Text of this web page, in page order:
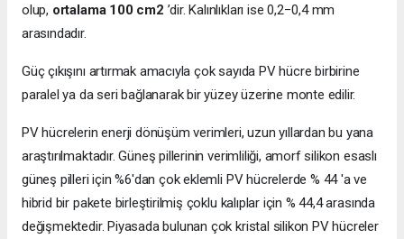
olup, ortalama 100 cm2 ’dir. Kalınlıkları ise 0,2−0,4 mm
arasındadır.
Güç çıkışını artırmak amacıyla çok sayıda PV hücre birbirine
paralel ya da seri bağlanarak bir yüzey üzerine monte edilir.
PV hücrelerin enerji dönüşüm verimleri, uzun yıllardan bu yana
araştırılmaktadır. Güneş pillerinin verimliliği, amorf silikon esaslı
güneş pilleri için %6'dan çok eklemli PV hücrelerde % 44 'a ve
hibrid bir pakete birleştirilmiş çoklu kalıplar için % 44,4 arasında
değişmektedir. Piyasada bulunan çok kristal silikon PV hücreler